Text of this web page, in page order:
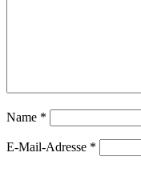
Name *
E-Mail-Adresse *